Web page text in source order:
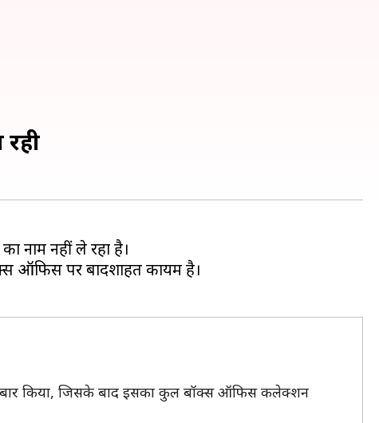
नाम नहीं ले रहा है।
ऑफिस पर बादशाहत कायम है।
किया, जिसके बाद इसका कुल बॉक्स ऑफिस कलेक्शन